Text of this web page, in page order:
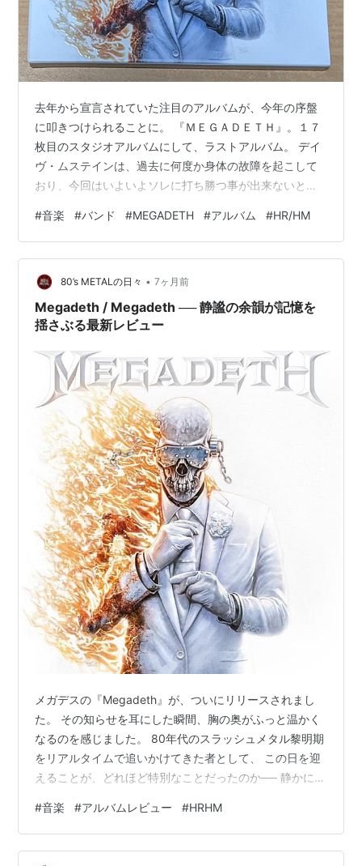
去年から宣言されていた注目のアルバムが、今年の序盤
に叩きつけられることに。 『ＭＥＧＡＤＥＴＨ』。１７
枚目のスタジオアルバムにして、ラストアルバム。 デイ
ヴ・ムステインは、過去に何度か身体の故障を起こして
おり、今回はいよいよソレに打ち勝つ事が出来ないと悟
後フェアウェルツアーを行う事を決めた。 １９８０年代
序盤にスラッシュメタルと呼称される、ヘヴィメタルと
いう音楽形態の中で細分化されたカテゴリーの一つに数
えられていた音楽を生み出したとされるのがＭＥＴＡＬ
ＬＩＣＡである事実は、メタルの変遷を追ってきている
人であれば見知っている事であろう。まァ、もう…
#音楽 #バンド #MEGADETH #アルバム #HR/HM
80’s METALの日々 • 7ヶ月前
Megadeth / Megadeth ── 静謐の余韻が記憶を
揺さぶる最新レビュー
メガデスの『Megadeth』が、ついにリリースされまし
た。 その知らせを耳にした瞬間、胸の奥がふっと温かく
なるのを感じました。 80年代のスラッシュメタル黎明期
をリアルタイムで追いかけてきた者として、 この日を迎
えることが、どれほど特別なことだったのか── 静かに、
のラジオから飛び込んできた鋭利なリフに心を奪われ、
レコード店からの帰り道、手にした一枚の重みだけで世
界が変わったように思えたあの頃。 今日、このアルバム
#音楽 #アルバムレビュー #HRHM